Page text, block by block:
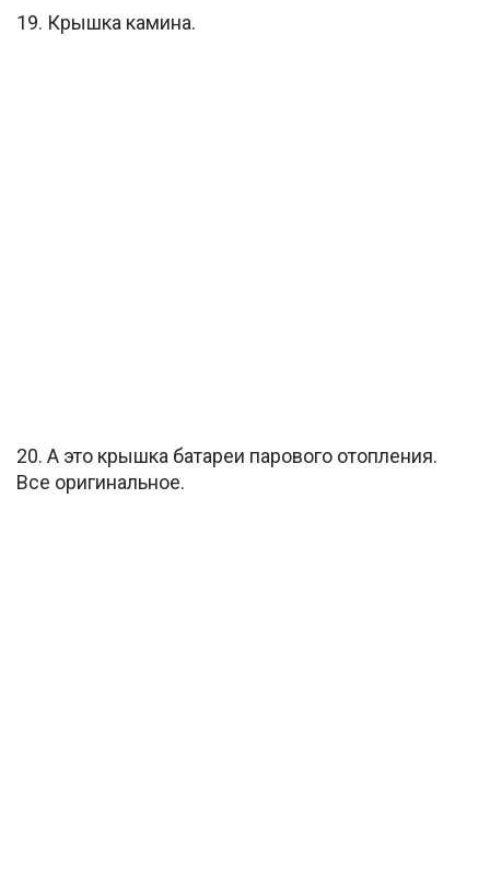
19. Крышка камина.
20. А это крышка батареи парового отопления.
Все оригинальное.